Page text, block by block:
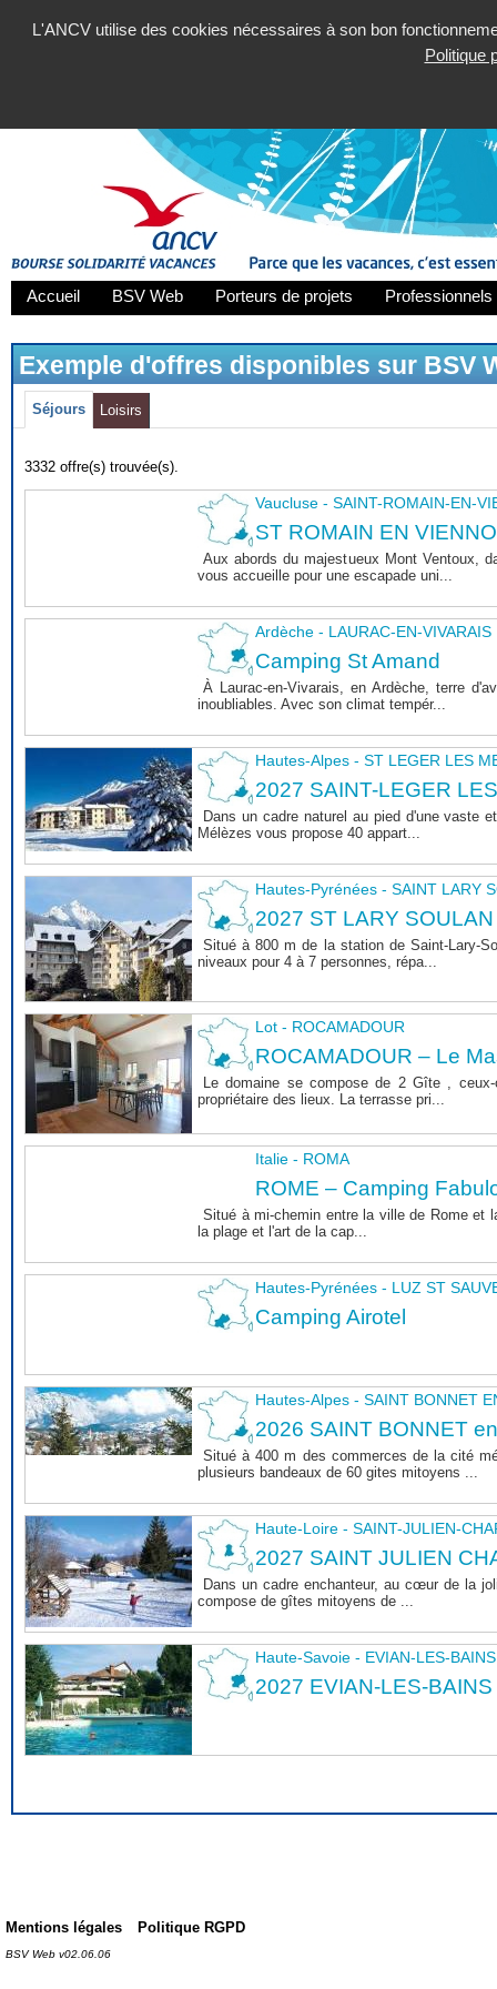
L'ANCV utilise des cookies nécessaires à son bon
Politique
Accueil BSV Web Porteurs de projets
Exemple d'offres disponibles sur BSV
Séjours Loisirs
3332 offre(s) trouvée(s).
Vaucluse - SAINT-ROMAIN-EN-
ST ROMAIN EN
Aux abords du majestueux Mont Ventoux,
vous accueille pour une escapade uni...
Ardèche - LAURAC-EN-VIVARAIS
Camping St Amand
À Laurac-en-Vivarais, en Ardèche, terre
inoubliables. Avec son climat tempér...
Hautes-Alpes - ST LEGER LES
2027 SAINT-LEGER
Dans un cadre naturel au pied d'une vaste
Mélèzes vous propose 40 appart...
Hautes-Pyrénées - SAINT LARY
2027 ST LARY SOULAN
Situé à 800 m de la station de Saint-Lary-
niveaux pour 4 à 7 personnes, répa...
Lot - ROCAMADOUR
ROCAMADOUR – Le
Le domaine se compose de 2 Gîte ,
propriétaire des lieux. La terrasse pri...
Italie - ROMA
ROME – Camping
Situé à mi-chemin entre la ville de Rome et
la plage et l'art de la cap...
Hautes-Pyrénées - LUZ ST
Camping Airotel
Hautes-Alpes - SAINT BONNET
2026 SAINT BONNET
Situé à 400 m des commerces de la cité
plusieurs bandeaux de 60 gites mitoyens ...
Haute-Loire - SAINT-JULIEN-
2027 SAINT JULIEN
Dans un cadre enchanteur, au cœur de la
compose de gîtes mitoyens de ...
Haute-Savoie - EVIAN-LES-BAINS
2027 EVIAN-LES-BAINS
Mentions légales Politique RGPD
BSV Web v02.06.06